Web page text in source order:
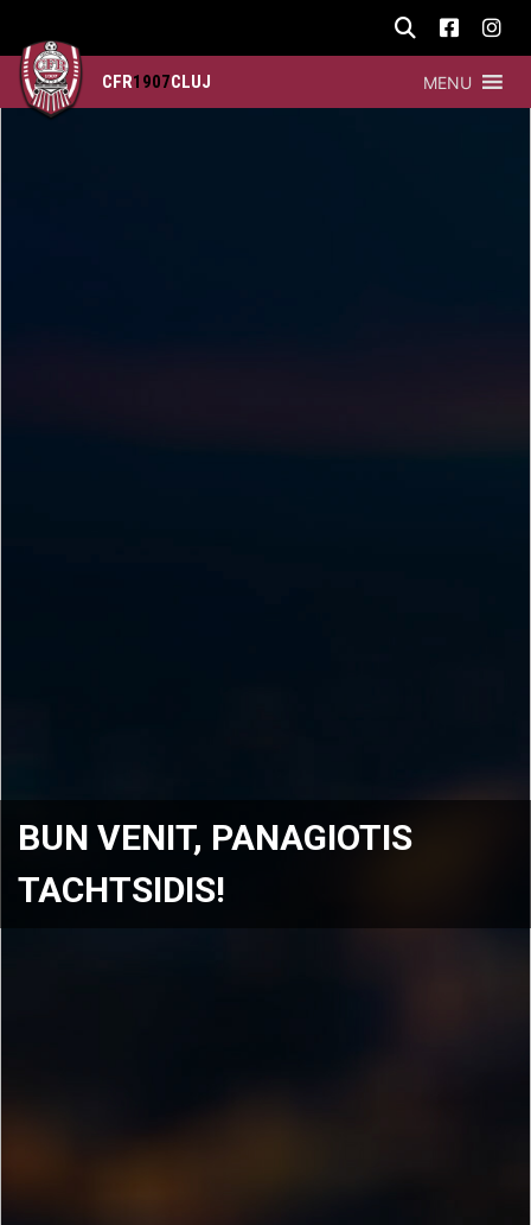
CFR1907CLUJ MENU
BUN VENIT, PANAGIOTIS
TACHTSIDIS!